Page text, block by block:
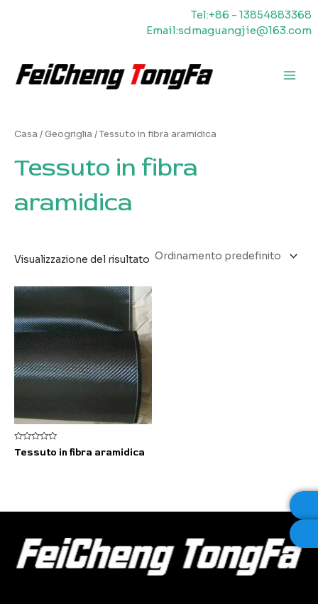
Tel:+86 - 13854883368
Email:sdmaguangjie@163.com
Casa /Geogriglia / Tessuto in fibra aramidica
Tessuto in fibra
aramidica
Visualizzazione del risultato
Valutato
0
Tessuto in fibra aramidica